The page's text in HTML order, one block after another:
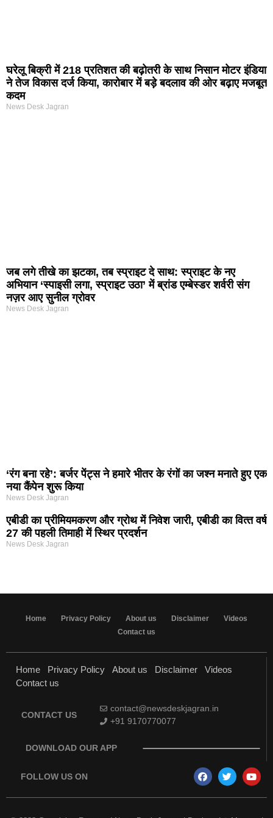
घरेलू बिक्री में 218 प्रतिशत की बढ़ोतरी के साथ निसान मोटर इंडिया
ने तेज विकास दर्ज किया, कारोबार में बड़े बदलाव की ओर बढ़ाए मजबूत
कदम
News Desk Jagran
जब लगे तीखे का झटका, तब स्प्राइट दे साथ: स्प्राइट के नए
अभियान ‘स्पाइसी लगा, स्प्राइट उठा’ में ब्रांड एम्बेस्डर शर्वरी संग
नज़र आए सुनील ग्रोवर
News Desk Jagran
‘रंग बना रहे’: बर्जर पेंट्स ने हमारे भीतर के रंगों का जश्न मनाते हुए एक
नया कैंपेन शुरू किया
News Desk Jagran
एबीडी का प्रीमियमकरण और ग्रोथ में निवेश जारी, एबीडी का वित्‍त वर्ष
27 की पहली तिमाही में स्थिर प्रदर्शन
News Desk Jagran
Home Privacy Policy About us Disclaimer
Videos
Contact us
Home Privacy Policy About us Disclaimer
Videos
Contact us
CONTACT US
contact@newsdeskjagran.in
+91 9170770077
DOWNLOAD OUR APP
FOLLOW US ON